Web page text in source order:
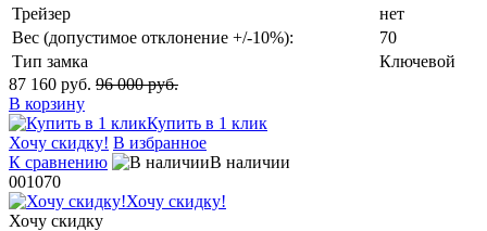
Трейзер
нет
Вес (допустимое отклонение +/-10%):
70
Тип замка
Ключевой
87 160 руб. 96 000 руб.
В корзину
Купить в 1 клик
Хочу скидку! В избранное
К сравнению
В наличии
001070
Хочу скидку!
Хочу скидку